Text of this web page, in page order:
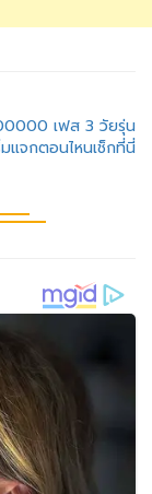
เฟส 3 วัยรุ่น
แจกตอนไหนเช็กที่นี่